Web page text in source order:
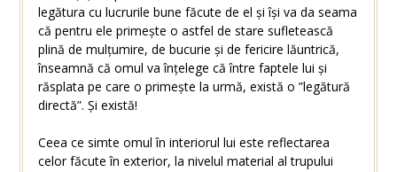
legătura cu lucrurile bune făcute de el și își va da seama
că pentru ele primește o astfel de stare sufletească
plină de mulțumire, de bucurie și de fericire lăuntrică,
înseamnă că omul va înțelege că între faptele lui și
răsplata pe care o primește la urmă, există o ”legătură
directă”. Și există!
Ceea ce simte omul în interiorul lui este reflectarea
celor făcute în exterior, la nivelul material al trupului